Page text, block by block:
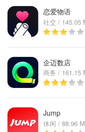
恋爱物语
社交 / 145.05
企迈数店
商务 / 161.15
Jump
休闲 / 88.96